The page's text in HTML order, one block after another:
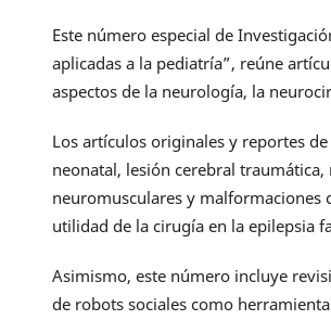
Este número especial de
aplicadas a la pediatría”, reúne
aspectos de la neurología, la
Los artículos originales y reportes
neonatal, lesión cerebral
neuromusculares y malformaciones
utilidad de la cirugía en la epilepsia
Asimismo, este número incluye
de robots sociales como